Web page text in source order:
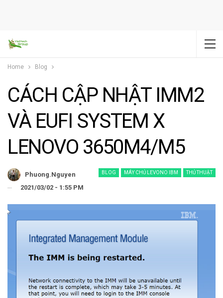
Home Blog
CÁCH CẬP NHẬT IMM2
VÀ EUFI SYSTEM X
LENOVO 3650M4/M5
BLOG MÁY CHỦ LEVONO IBM THỦ THUẬT
Phuong.nguyen
2021/03/02 - 1:55 PM